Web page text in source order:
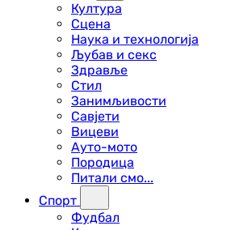
Култура
Сцена
Наука и технологија
Љубав и секс
Здравље
Стил
Занимљивости
Савјети
Вицеви
Ауто-мото
Породица
Питали смо...
Спорт
Фудбал